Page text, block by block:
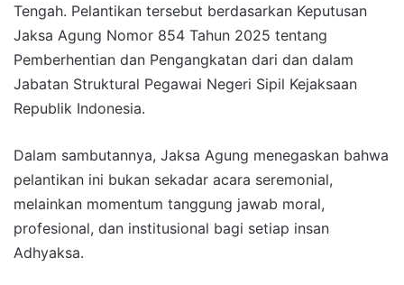
Tengah. Pelantikan tersebut berdasarkan Keputusan
Jaksa Agung Nomor 854 Tahun 2025 tentang
Pemberhentian dan Pengangkatan dari dan dalam
Jabatan Struktural Pegawai Negeri Sipil Kejaksaan
Republik Indonesia.
Dalam sambutannya, Jaksa Agung menegaskan bahwa
pelantikan ini bukan sekadar acara seremonial,
melainkan momentum tanggung jawab moral,
profesional, dan institusional bagi setiap insan
Adhyaksa.